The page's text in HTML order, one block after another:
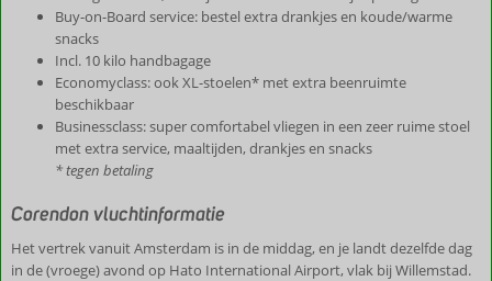
Buy-on-Board service: bestel extra drankjes en koude/warme
snacks
Incl. 10 kilo handbagage
Economyclass: ook XL-stoelen* met extra beenruimte
beschikbaar
Businessclass: super comfortabel vliegen in een zeer ruime stoel
met extra service, maaltijden, drankjes en snacks
* tegen betaling
Corendon vluchtinformatie
Het vertrek vanuit Amsterdam is in de middag, en je landt dezelfde dag
in de (vroege) avond op Hato International Airport, vlak bij Willemstad.